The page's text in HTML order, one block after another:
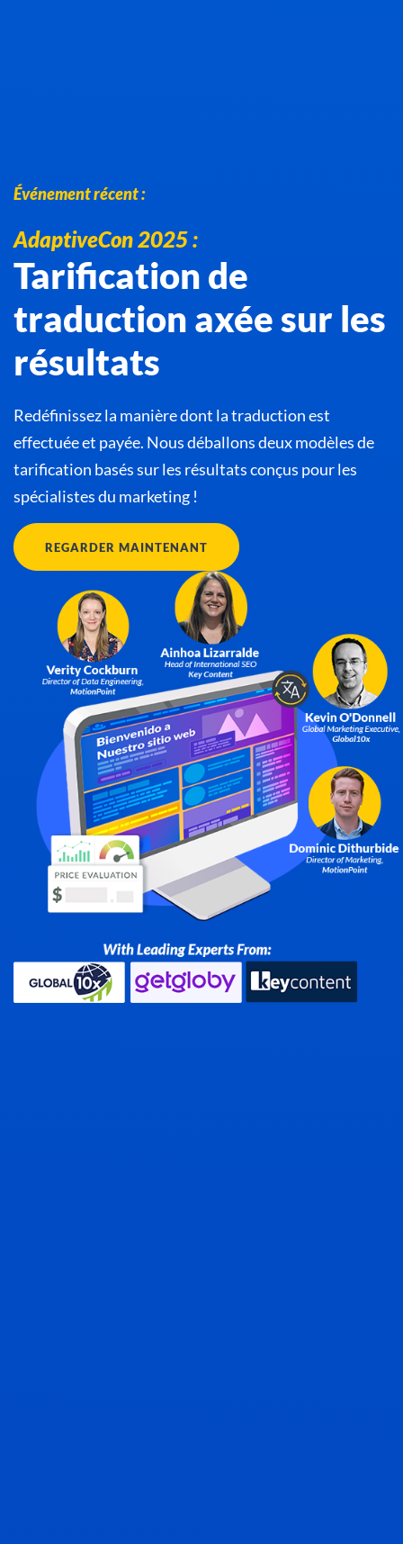
Événement récent :
AdaptiveCon 2025 :
Tarification de
traduction axée sur les
résultats
Redéfinissez la manière dont la traduction est
effectuée et payée. Nous déballons deux modèles de
tarification basés sur les résultats conçus pour les
spécialistes du marketing !
REGARDER MAINTENANT